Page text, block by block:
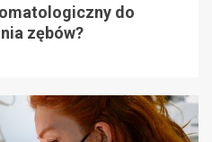
do
zębów?